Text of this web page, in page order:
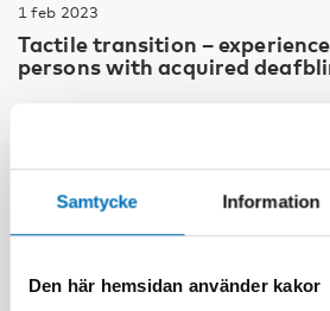
Samtycke Information
Den här hemsidan använder kakor
1 feb 2023
Tactile transition –
persons with acquired